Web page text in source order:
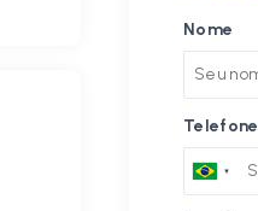
Nome
Telefone